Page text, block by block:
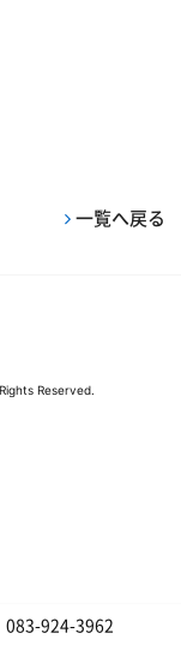
083-924-3962
一覧へ戻る
Reserved.